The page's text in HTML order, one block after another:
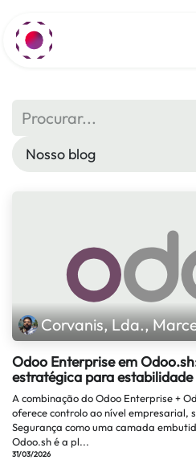
Nosso blog
Corvanis, Lda.,
Odoo Enterprise em
estratégica para estabilidade
A combinação do Odoo Enterprise +
oferece controlo ao nível empresarial,
Segurança como uma camada
Odoo.sh é a pl...
31/03/2026